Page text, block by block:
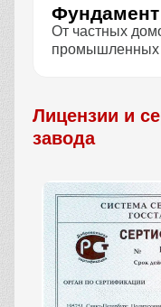
От частных
промышленных
Лицензии и
завода